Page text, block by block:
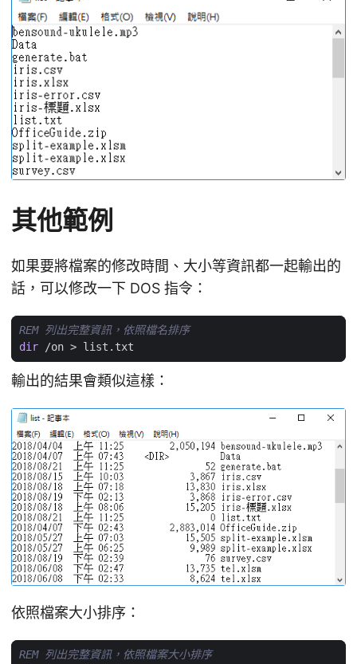
其他範例
如果要將檔案的修改時間、大小等資訊都一起輸出的
話，可以修改一下 DOS 指令：
REM 列出完整資訊，依照檔名排序
dir /on >
輸出的結果會類似這樣：
依照檔案大小排序：
REM 列出完整資訊，依照檔案大小排序